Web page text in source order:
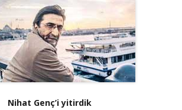
Nihat Genç’i yitirdik